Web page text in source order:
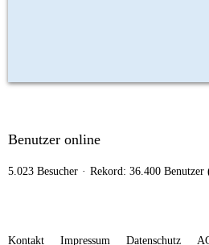
Benutzer online
5.023 Besucher Rekord: 36.400 Benutzer
Kontakt Impressum Datenschutz